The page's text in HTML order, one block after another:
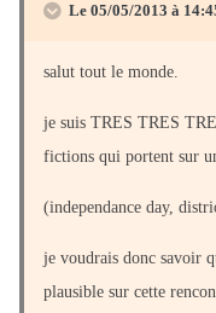
Le 05/05/2013 à
salut tout le monde.
je suis TRES TRES
fictions qui portent sur
(independance day,
je voudrais donc savoir
plausible sur cette